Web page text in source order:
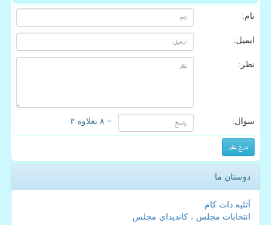
نام:
ایمیل:
نظر:
سوال: = ۸ بعلاوه ۳
دوستان ما
آتلیه دات کام
انتخابات مجلس ، کاندیدای مجلس